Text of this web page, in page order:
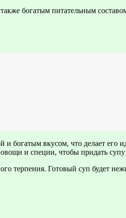
богатым питательным
и богатым вкусом, что делает его
и специи, чтобы придать
терпения. Готовый суп будет